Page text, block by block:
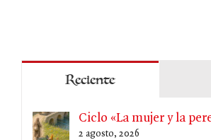
Reciente
Ciclo «La mujer y la
2 agosto, 2026